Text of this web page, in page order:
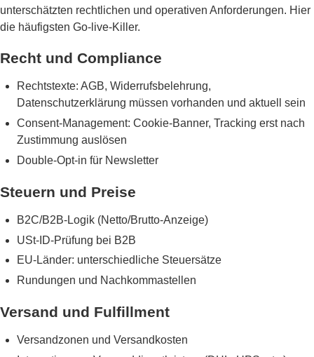
unterschätzten rechtlichen und operativen Anforderungen. Hier
die häufigsten Go-live-Killer.
Recht und Compliance
Rechtstexte: AGB, Widerrufsbelehrung,
Datenschutzerklärung müssen vorhanden und aktuell sein
Consent-Management: Cookie-Banner, Tracking erst nach
Zustimmung auslösen
Double-Opt-in für Newsletter
Steuern und Preise
B2C/B2B-Logik (Netto/Brutto-Anzeige)
USt-ID-Prüfung bei B2B
EU-Länder: unterschiedliche Steuersätze
Rundungen und Nachkommastellen
Versand und Fulfillment
Versandzonen und Versandkosten